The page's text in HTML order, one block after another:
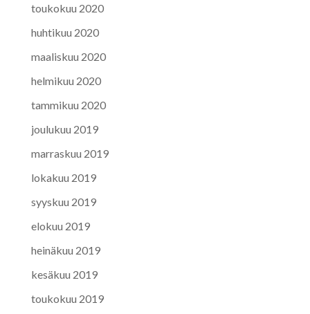
toukokuu 2020
huhtikuu 2020
maaliskuu 2020
helmikuu 2020
tammikuu 2020
joulukuu 2019
marraskuu 2019
lokakuu 2019
syyskuu 2019
elokuu 2019
heinäkuu 2019
kesäkuu 2019
toukokuu 2019